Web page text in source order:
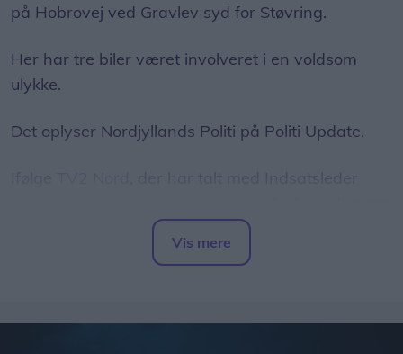
på Hobrovej ved Gravlev syd for Støvring.
Her har tre biler været involveret i en voldsom
ulykke.
Det oplyser Nordjyllands Politi på Politi Update.
fem andre er kørt til tjek på sygehuset.
Som følge af ulykken var Hobrovej totalt spærret
Vis mere